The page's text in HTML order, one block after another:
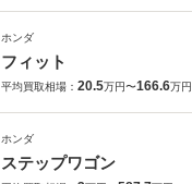
ホンダ
フィット
平均買取相場： 20.5万円〜166.6万円
ホンダ
ステップワゴン